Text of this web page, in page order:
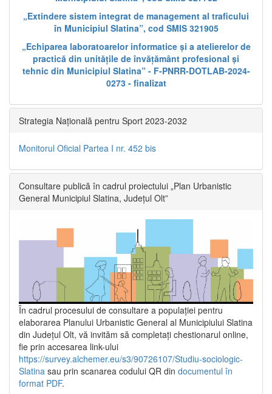
„Extindere sistem integrat de management al traficului
în Municipiul Slatina”, cod SMIS 321905
„Echiparea laboratoarelor informatice și a atelierelor de
practică din unitățile de învățământ profesional și
tehnic din Municipiul Slatina” - F-PNRR-DOTLAB-2024-
0273 - finalizat
Strategia Națională pentru Sport 2023-2032
Monitorul Oficial Partea I nr. 452 bis
Consultare publică în cadrul proiectului „Plan Urbanistic
General Municipiul Slatina, Județul Olt”
În cadrul procesului de consultare a populaţiei pentru
elaborarea Planului Urbanistic General al Municipiului Slatina
din Județul Olt, vă invităm să completați chestionarul online,
fie prin accesarea link-ului
https://survey.alchemer.eu/s3/90726107/Studiu-sociologic-
Slatina sau prin scanarea codului QR din documentul în
format PDF.